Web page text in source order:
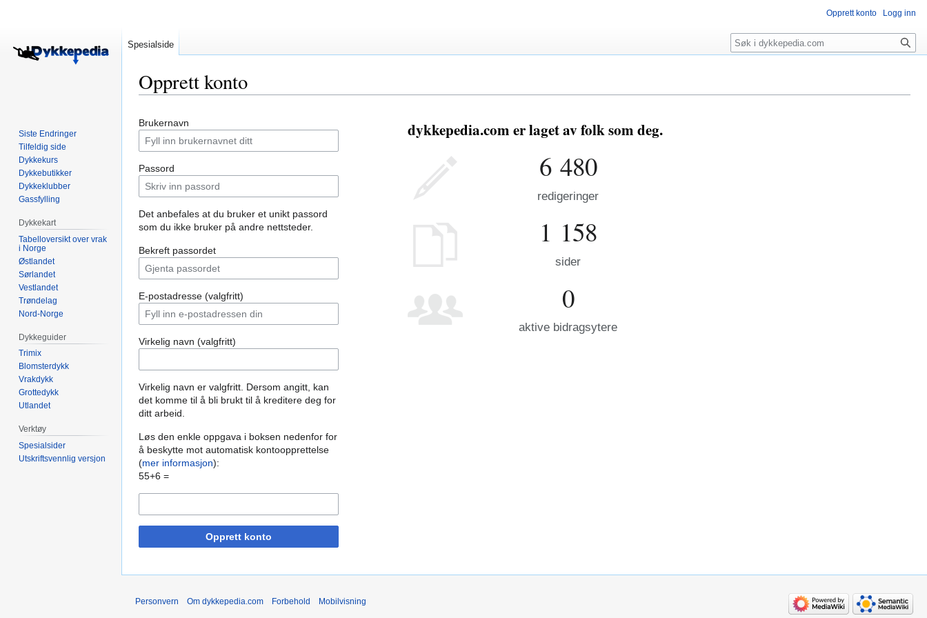
Opprett konto
til
navigering
til
søk
Brukernavn
Passord
Det anbefales at du bruker et unikt passord
som du ikke bruker på andre nettsteder.
Bekreft passordet
E-postadresse (valgfritt)
Virkelig navn (valgfritt)
Virkelig navn er valgfritt. Dersom angitt, kan
det komme til å bli brukt til å kreditere deg for
ditt arbeid.
Løs den enkle oppgava i boksen nedenfor for
å beskytte mot automatisk kontoopprettelse
(mer informasjon):
55+6 =
Opprett konto
dykkepedia.com er laget av folk som deg.
6 480
redigeringer
1 158
sider
0
aktive bidragsytere
Opprett konto Logg inn
Spesialside Søk
Siste Endringer
Tilfeldig side
Dykkekurs
Dykkebutikker
Dykkeklubber
Gassfylling
Dykkekart
Tabelloversikt over vrak
i Norge
Østlandet
Sørlandet
Vestlandet
Trøndelag
Nord-Norge
Dykkeguider
Trimix
Blomsterdykk
Vrakdykk
Grottedykk
Utlandet
Verktøy
Spesialsider
Utskriftsvennlig versjon
Personvern Om dykkepedia.com Forbehold Mobilvisning